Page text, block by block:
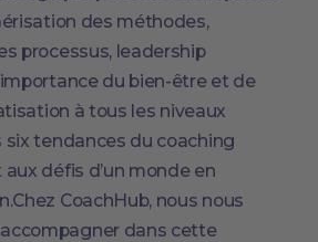
des méthodes,
processus, leadership
du bien-être et de
à tous les niveaux
six tendances du coaching
défis d’un monde en
CoachHub, nous nous
dans cette